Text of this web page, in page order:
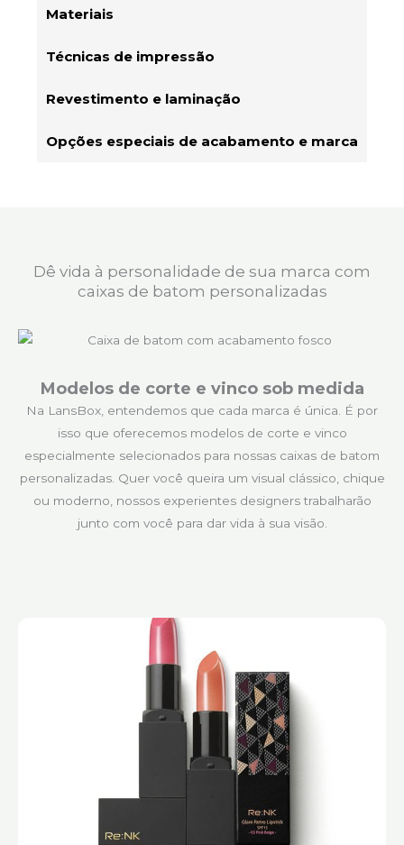
Materiais
Técnicas de impressão
Revestimento e laminação
Opções especiais de acabamento e marca
Dê vida à personalidade de sua marca com
caixas de batom personalizadas
Modelos de corte e vinco sob medida
Na LansBox, entendemos que cada marca é única. É por
isso que oferecemos modelos de corte e vinco
especialmente selecionados para nossas caixas de batom
personalizadas. Quer você queira um visual clássico, chique
ou moderno, nossos experientes designers trabalharão
junto com você para dar vida à sua visão.